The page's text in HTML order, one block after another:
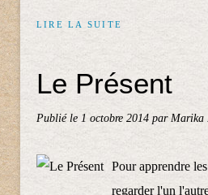
LIRE LA SUITE
Le Présent
Publié le 1 octobre 2014 par Marika
Pour apprendre
regarder l'un